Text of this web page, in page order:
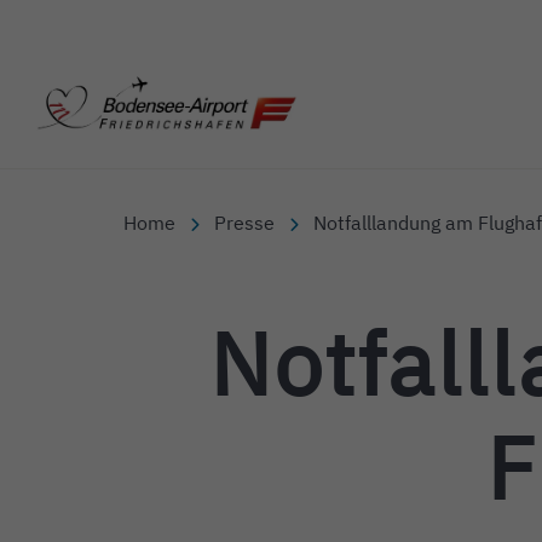
Home Presse Notfalllandung am